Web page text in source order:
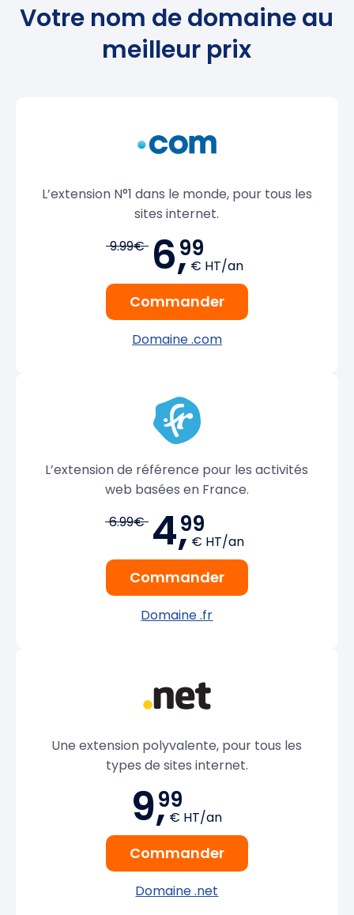
Votre nom de domaine au
meilleur prix
L’extension N°1 dans le monde, pour tous les
sites internet.
9.99€ 6,99
€ HT/an
Commander
Domaine .com
L’extension de référence pour les activités
web basées en France.
6.99€ 4,99
€ HT/an
Commander
Domaine .fr
Une extension polyvalente, pour tous les
types de sites internet.
9,99
€ HT/an
Commander
Domaine .net